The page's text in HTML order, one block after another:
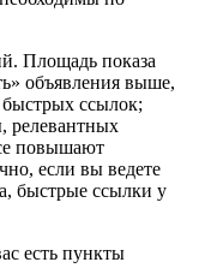
Площадь показа
объявления выше,
ссылок;
релевантных
повышают
если вы ведете
быстрые ссылки у
есть пункты